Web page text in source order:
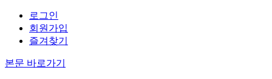
로그인
회원가입
즐겨찾기
본문 바로가기